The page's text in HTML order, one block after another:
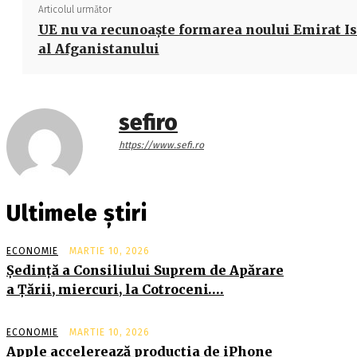
Articolul următor
UE nu va recunoaşte formarea noului Emirat
al Afganistanului
sefiro
https://www.sefi.ro
Ultimele știri
ECONOMIE MARTIE 10, 2026
Şedinţă a Consiliului Suprem de Apărare
a Ţării, miercuri, la Cotroceni….
ECONOMIE MARTIE 10, 2026
Apple accelerează producția de iPhone